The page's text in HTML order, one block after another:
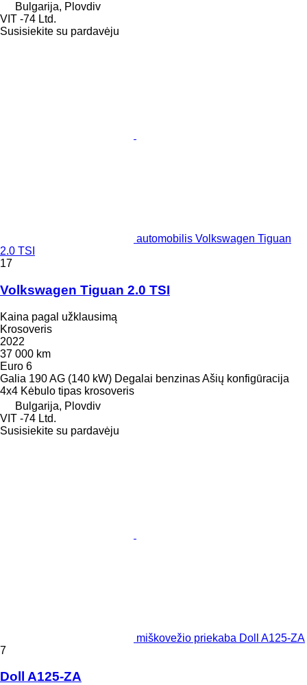
Bulgarija, Plovdiv
VIT -74 Ltd.
Susisiekite su pardavėju
automobilis Volkswagen Tiguan
2.0 TSI
17
Volkswagen Tiguan 2.0 TSI
Kaina pagal užklausimą
Krosoveris
2022
37 000 km
Euro 6
Galia 190 AG (140 kW) Degalai benzinasAšių konfigūracija
4x4 Kėbulo tipas krosoveris
Bulgarija, Plovdiv
VIT -74 Ltd.
Susisiekite su pardavėju
miškovežio priekaba Doll A125-ZA
7
Doll A125-ZA